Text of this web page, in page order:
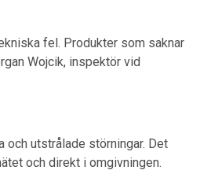
fel. Produkter som saknar
Wojcik, inspektör vid
och utstrålade störningar. Det
och direkt i omgivningen.